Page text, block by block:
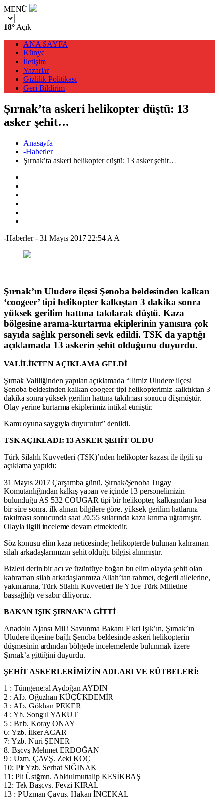
MENÜ
18° Açık
ANA SAYFA
Künye
İletişim
Yazarlar
Gizlilik Politikası
Geri Bildirim
Şırnak’ta askeri helikopter düştü: 13
asker şehit…
Anasayfa
-Haberler
Şırnak’ta askeri helikopter düştü: 13 asker şehit…
-Haberler- 31 Mayıs 2017 22:54 A A
Şırnak’ın Uludere ilçesi Şenoba beldesinden kalkan
‘coogeer’ tipi helikopter kalkıştan 3 dakika sonra
yüksek gerilim hattına takılarak düştü. Kaza
bölgesine arama-kurtarma ekiplerinin yanısıra çok
sayıda sağlık personeli sevk edildi. TSK da yaptığı
açıklamada 13 askerin şehit olduğunu duyurdu.
VALİLİKTEN AÇIKLAMA GELDİ
Şırnak Valiliğinden yapılan açıklamada “İlimiz Uludere ilçesi
Şenoba beldesinden kalkan coogeer tipi helikopterimiz kalktıktan 3
dakika sonra yüksek gerilim hattına takılması sonucu düşmüştür.
Olay yerine kurtarma ekiplerimiz intikal etmiştir.
Kamuoyuna saygıyla duyurulur” denildi.
TSK AÇIKLADI: 13 ASKER ŞEHİT OLDU
Türk Silahlı Kuvvetleri (TSK)’nden helikopter kazası ile ilgili şu
açıklama yapıldı:
31 Mayıs 2017 Çarşamba günü, Şırnak/Şenoba Tugay
Komutanlığından kalkış yapan ve içinde 13 personelimizin
bulunduğu AS 532 COUGAR tipi bir helikopter, kalkışından kısa
bir süre sonra, ilk alınan bilgilere göre, yüksek gerilim hatlarına
takılması sonucunda saat 20.55 sularında kaza kırıma uğramıştır.
Olayla ilgili inceleme devam etmektedir.
Söz konusu elim kaza neticesinde; helikopterde bulunan kahraman
silah arkadaşlarımızın şehit olduğu bilgisi alınmıştır.
Bizleri derin bir acı ve üzüntüye boğan bu elim olayda şehit olan
kahraman silah arkadaşlarımıza Allah’tan rahmet, değerli ailelerine,
yakınlarına, Türk Silahlı Kuvvetleri ile Yüce Türk Milletine
başsağlığı ve sabır diliyoruz.
BAKAN IŞIK ŞIRNAK’A GİTTİ
Anadolu Ajansı Milli Savunma Bakanı Fikri Işık’ın, Şırnak’ın
Uludere ilçesine bağlı Şenoba beldesinde askeri helikopterin
düşmesinin ardından bölgede incelemelerde bulunmak üzere
Şırnak’a gittiğini duyurdu.
ŞEHİT ASKERLERİMİZİN ADLARI VE RÜTBELERİ:
1 : Tümgeneral Aydoğan AYDIN
2 : Alb. Oğuzhan KÜÇÜKDEMİR
3 : Alb. Gökhan PEKER
4 : Yb. Songul YAKUT
5 : Bnb. Koray ONAY
6: Yzb. İlker ACAR
7: Yzb. Nuri ŞENER
8. Bşcvş Mehmet ERDOĞAN
9 : Uzm. ÇAVŞ. Zeki KOÇ
10: Plt Yzb. Serhat SIĞINAK
11: Plt Üstğmn. Abldulmuttalip KESİKBAŞ
12: Tek Başcvs. Fevzi KIRAL
13 : P.Uzman Çavuş. Hakan İNCEKAL